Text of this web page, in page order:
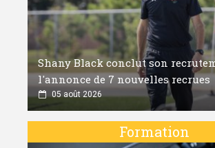
Shany Black conclut son
l'annonce de 7 nouvelles recrues
05 août 2026
Formation